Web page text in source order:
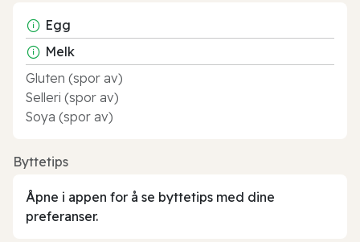
Egg
Melk
Gluten (spor av)
Selleri (spor av)
Soya (spor av)
Byttetips
Åpne i appen for å se byttetips med dine
preferanser.